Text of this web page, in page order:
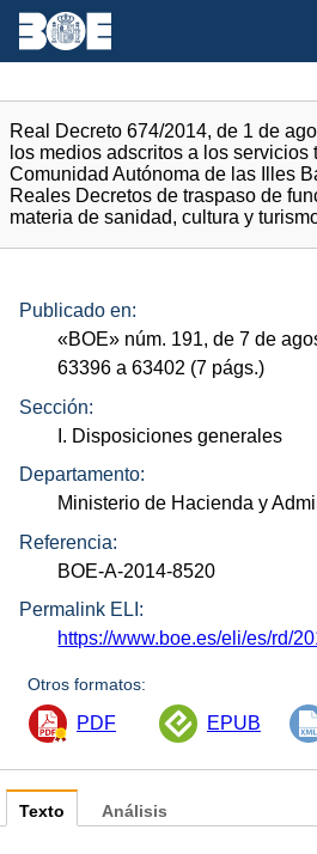
Real Decreto 674/2014, de 1 de
los medios adscritos a los servicios
Comunidad Autónoma de las Illes
Reales Decretos de traspaso de
materia de sanidad, cultura y
Publicado en:
«BOE» núm. 191, de 7 de
63396 a 63402 (7 págs.)
Sección:
I. Disposiciones generales
Departamento:
Ministerio de Hacienda y
Referencia:
BOE-A-2014-8520
Permalink ELI:
https://www.boe.es/eli/es/rd/
Otros formatos:
PDF EPUB
Texto Análisis